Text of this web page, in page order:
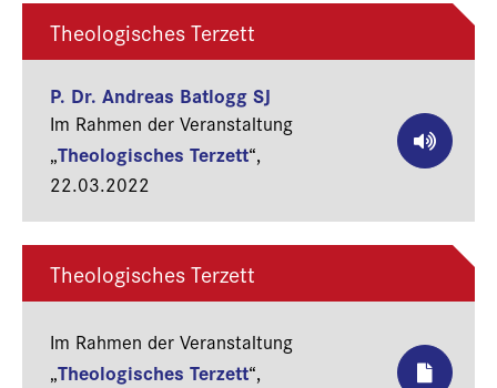
Theologisches Terzett
P. Dr. Andreas Batlogg SJ
Im Rahmen der Veranstaltung
„Theologisches Terzett“,
22.03.2022
Theologisches Terzett
Im Rahmen der Veranstaltung
„Theologisches Terzett“,